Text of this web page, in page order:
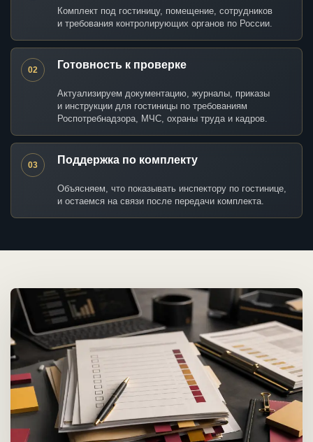
Комплект под гостиницу, помещение, сотрудников
и требования контролирующих органов по России.
02 Готовность к проверке
Актуализируем документацию, журналы, приказы
и инструкции для гостиницы по требованиям
Роспотребнадзора, МЧС, охраны труда и кадров.
03 Поддержка по комплекту
Объясняем, что показывать инспектору по гостинице,
и остаемся на связи после передачи комплекта.